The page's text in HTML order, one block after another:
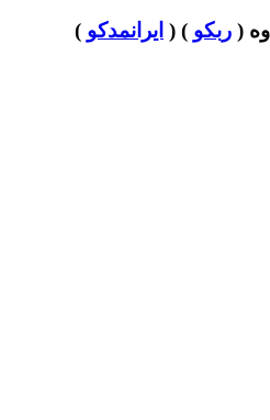
( ربکو ) ( ایرانمدکو )